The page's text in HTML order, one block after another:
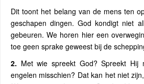
Dit toont het belang van de mens ten
geschapen dingen. God kondigt niet
gebeuren. We horen hier een
toe geen sprake geweest bij de
2. Met wie spreekt God? Spreekt Hij
engelen misschien? Dat kan het niet